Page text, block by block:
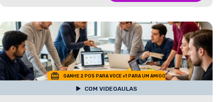
GANHE 2 POS PARA VOCE +1 PARA UM AMIGO
COM VIDEOAULAS